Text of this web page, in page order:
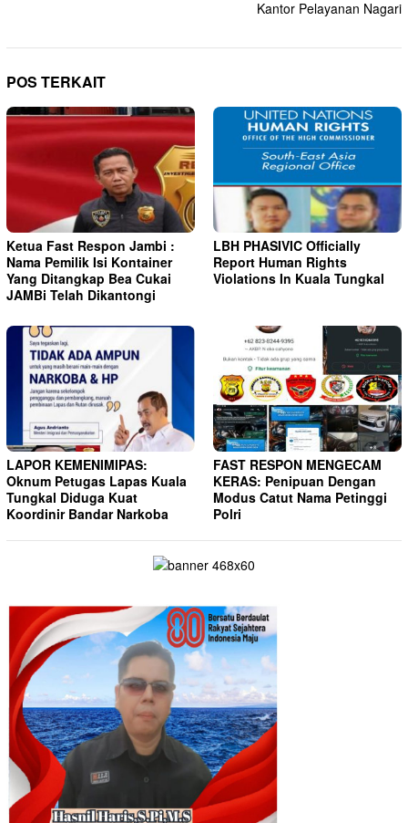
Kantor Pelayanan Nagari
POS TERKAIT
Ketua Fast Respon Jambi :
Nama Pemilik Isi Kontainer
Yang Ditangkap Bea Cukai
JAMBi Telah Dikantongi
LBH PHASIVIC Officially
Report Human Rights
Violations In Kuala Tungkal
LAPOR KEMENIMIPAS:
Oknum Petugas Lapas Kuala
Tungkal Diduga Kuat
Koordinir Bandar Narkoba
FAST RESPON MENGECAM
KERAS: Penipuan Dengan
Modus Catut Nama Petinggi
Polri